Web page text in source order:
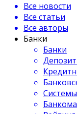
Все новости
Все статьи
Все авторы
Банки
Банки